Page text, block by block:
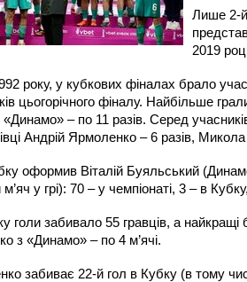
Лише 2-й
2019
року, у кубкових фіналах брало
цьогорічного фіналу. Найбільше
– по 11 разів. Серед
Андрій Ярмоленко – 6 разів,
оформив Віталій Буяльський
м’яч у грі): 70 – у чемпіонаті, 3 – в
голи забивало 55 гравців, а
з «Динамо» – по 4 м’ячі.
забиває 22-й гол в Кубку (в тому